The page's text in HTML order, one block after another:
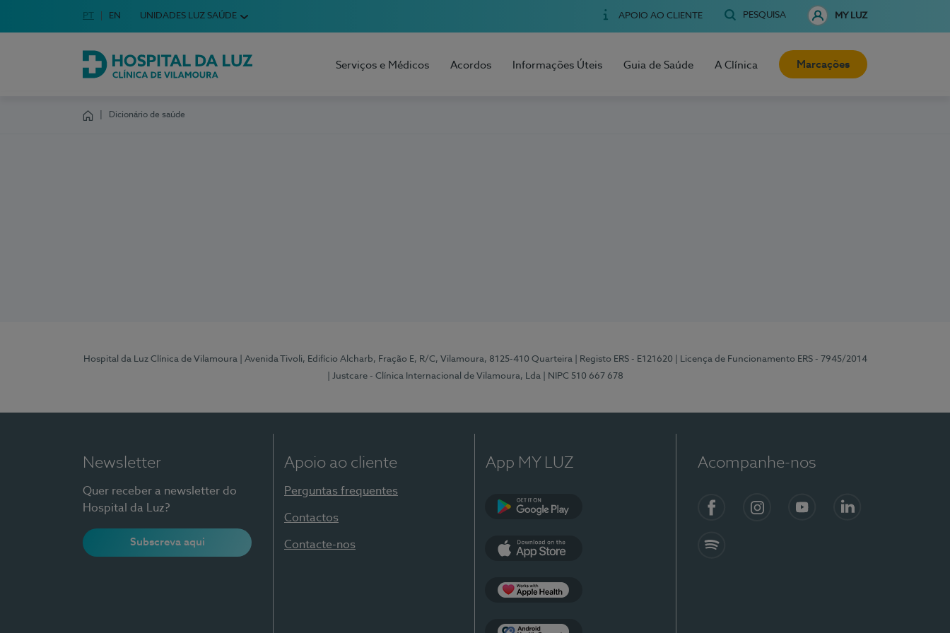
Escolha o seu idioma
Idioma em Português
PT English Language
EN UNIDADES LUZ SAÚDE APOIO AO CLIENTE PESQUISA MY LUZ
Hospital da Luz Clínica de Vilamoura
Serviços e Médicos Acordos Informações Úteis Guia de Saúde A Clínica Marcações
Dicionário de saúde
Hospital da Luz Clínica de Vilamoura | Avenida Tivoli, Edifício Alcharb, Fração E, R/C, Vilamoura, 8125-410 Quarteira | Registo ERS - E121620
| Licença de Funcionamento ERS - 7945/2014
| Justcare - Clínica Internacional de Vilamoura, Lda
| NIPC 510 667 678
Newsletter
Quer receber a newsletter do
Hospital da Luz?
Subscreva aqui
Apoio ao cliente
Perguntas frequentes
Contactos
Contacte-nos
App MY LUZ Acompanhe-nos